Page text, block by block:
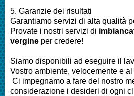
5. Garanzie dei risultati
Garantiamo servizi di alta qualità
Provate i nostri servizi di imbianc
vergine per credere!
Siamo disponibili ad eseguire il
Vostro ambiente, velocemente e
Ci impegnamo a fare del nostro
considerazione i desideri di ogni